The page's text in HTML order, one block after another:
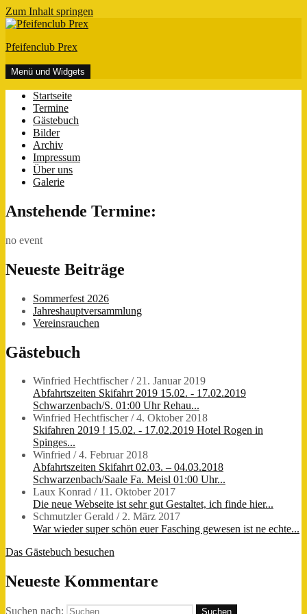
Zum Inhalt springen
Pfeifenclub Prex
Menü und Widgets
Startseite
Termine
Gästebuch
Bilder
Archiv
Impressum
Über uns
Galerie
Anstehende Termine:
no event
Neueste Beiträge
Sommerfest 2026
Jahreshauptversammlung
Vereinsrauchen
Gästebuch
Winfried Hechtfischer/21. Januar 2019
Abfahrtszeiten Skifahrt 2019 15.02. - 17.02.2019
Schwarzenbach/S. 01:00 Uhr Rehau...
Winfried Hechtfischer/4. Oktober 2018
Skifahren 2019 ! 15.02. - 17.02.2019 Hotel Rogen in
Spinges...
Winfried /4. Februar 2018
Abfahrtszeiten Skifahrt 02.03. – 04.03.2018
Schwarzenbach/Saale Fa. Meisl 01:00 Uhr...
Laux Konrad / 11. Oktober 2017
Die neue Webseite ist sehr gut Gestaltet, ich finde hier...
Schmutzler Gerald /2. März 2017
War wieder super schön euer Fasching gewesen ist ne echte...
Das Gästebuch besuchen
Neueste Kommentare
Suchen nach: